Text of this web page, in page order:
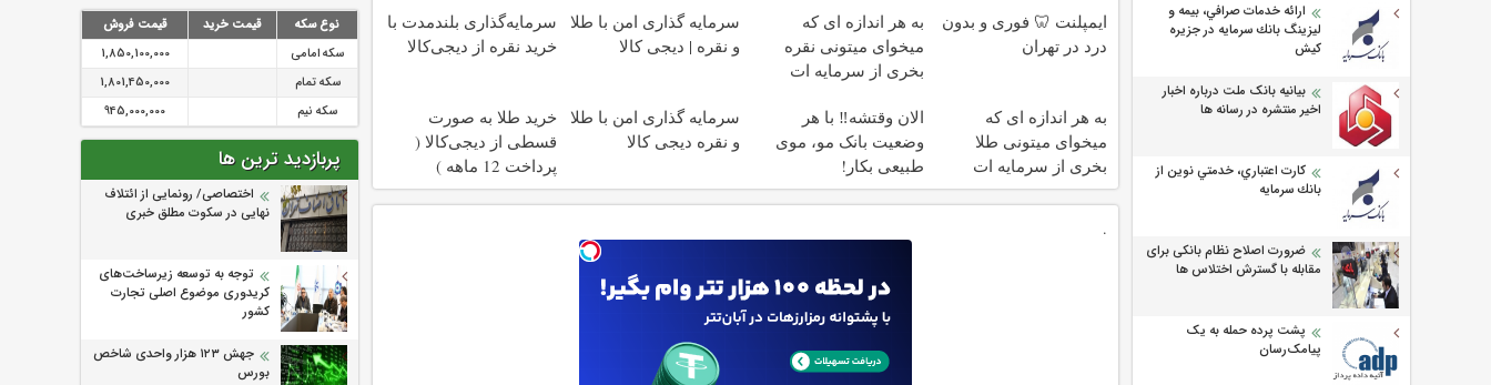
ارائه خدمات صرافي، بيمه و
ليزينگ بانك سرمايه در جزيره
كيش
بیانیه بانک ملت درباره اخبار
اخیر منتشره در رسانه ها
كارت اعتباري، خدمتي نوين از
بانك سرمايه
ضرورت اصلاح نظام بانکی برای
مقابله با گسترش اختلاس ها
پشت پرده حمله به یک
پیامک‌رسان
ایمپلنت 🦷 فوری و بدون
درد در تهران
به هر اندازه ای که
میخوای میتونی نقره
بخری از سرمایه ات
سرمایه گذاری امن با طلا
و نقره | دیجی کالا
سرمایه‌گذاری بلندمدت با
خرید نقره از دیجی‌کالا
به هر اندازه ای که
میخوای میتونی طلا
بخری از سرمایه ات
محافظت کنی
الان وقتشه‼️ با هر
وضعیت بانک مو، موی
طبیعی بکار!
سرمایه گذاری امن با طلا
و نقره دیجی کالا
خرید طلا به صورت
قسطی از دیجی‌کالا (
پرداخت 12 ماهه )
.
نوع سکه قیمت خرید
قیمت فروش
سکه امامی
1,850,100,000
سکه تمام
1,801,450,000
سکه نیم
945,000,000
پربازدید ترین ها
اختصاصی/ رونمایی از ائتلاف‌
نهایی در سکوت مطلق خبری
توجه به توسعه زیرساخت‌های
کریدوری موضوع اصلی تجارت
کشور
جهش ۱۲۳ هزار واحدی شاخص
بورس